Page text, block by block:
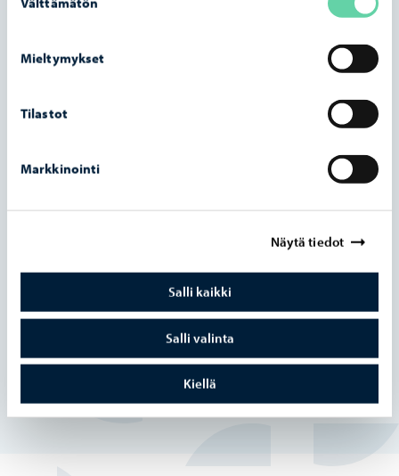
valinta
Mieltymykset
Tilastot
Markkinointi
Näytä tiedot
Salli kaikki
Salli valinta
Kiellä
vahingonkorvaushakemukset
Katu- ja puistosuunnittelu
Katujen ja puistojen
rakentaminen